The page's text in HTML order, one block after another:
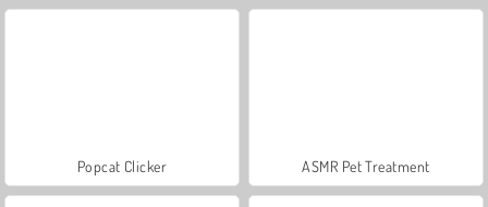
Popcat Clicker ASMR Pet Treatment